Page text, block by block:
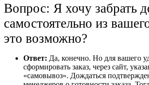
Вопрос: Я хочу забрать
самостоятельно из
это возможно?
Ответ: Да, конечно. Но для вашего
сформировать заказ, через сайт,
«самовывоз». Дождаться